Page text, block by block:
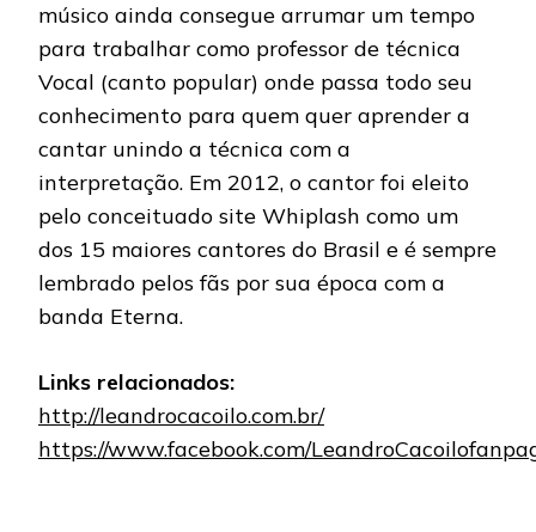
músico ainda consegue arrumar um tempo
para trabalhar como professor de técnica
Vocal (canto popular) onde passa todo seu
conhecimento para quem quer aprender a
cantar unindo a técnica com a
interpretação. Em 2012, o cantor foi eleito
pelo conceituado site Whiplash como um
dos 15 maiores cantores do Brasil e é sempre
lembrado pelos fãs por sua época com a
banda Eterna.
Links relacionados:
http://leandrocacoilo.com.br/
https://www.facebook.com/